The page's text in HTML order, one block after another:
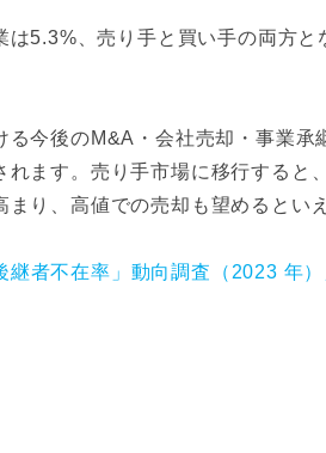
5.3%、売り手と買い手の両方と
今後のM&A・会社売却・事業承
ます。売り手市場に移行すると
り、高値での売却も望めるとい
者不在率」動向調査（2023 年）